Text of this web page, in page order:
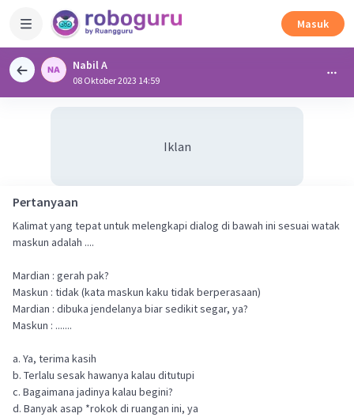
Masuk
Nabil A
08 Oktober 2023 14:59
Iklan
Pertanyaan
Kalimat yang tepat untuk melengkapi dialog di bawah ini sesuai watak
maskun adalah ....
Mardian : gerah pak?
Maskun : tidak (kata maskun kaku tidak berperasaan)
Mardian : dibuka jendelanya biar sedikit segar, ya?
Maskun : .......
a. Ya, terima kasih
b. Terlalu sesak hawanya kalau ditutupi
c. Bagaimana jadinya kalau begini?
d. Banyak asap *rokok di ruangan ini, ya